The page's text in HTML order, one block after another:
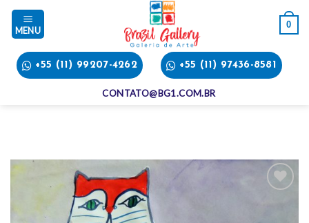
Skip
content
0
+55 (11) 99207-4262 +55 (11) 97436-8581
CONTATO@BG1.COM.BR